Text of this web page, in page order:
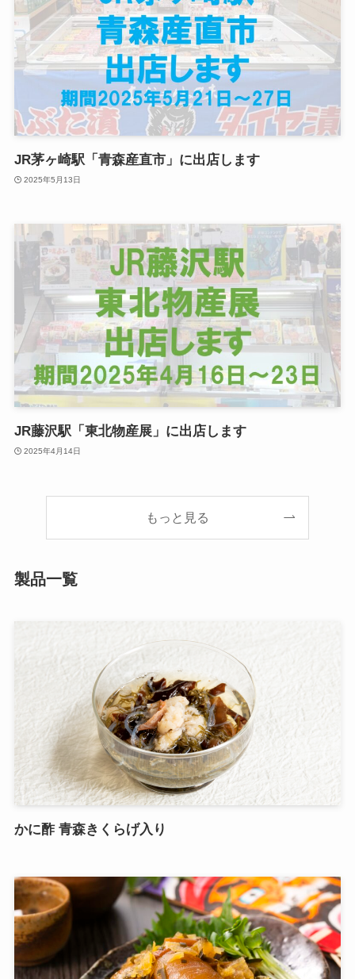
JR茅ヶ崎駅「青森産直市」に出店します
2025年5月13日
JR藤沢駅「東北物産展」に出店します
2025年4月14日
もっと見る
製品一覧
かに酢 青森きくらげ入り